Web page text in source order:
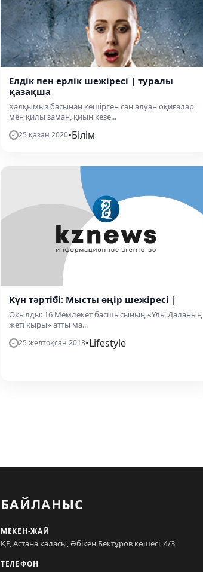
Елдік пен ерлік шежіресі | туралы
қазақша
Халқымыз басынан кешірген сан алуан оқиғалар
мен қилы заман, қиын кезе...
25 қазан 2020•Білім
Күн тәртібі: Мысты өңір шежіресі |
Оқылды: 16 Мемлекет басшысының «Ұлы Даланың
жеті қыры» атты ма...
25 желтоқсан 2018•Lifestyle
БАЙЛАНЫС
МЕКЕН-ЖАЙ
ҚР, Астана қаласы, Әбікен Бектұров көшесі, 4/3
ТЕЛЕФОН